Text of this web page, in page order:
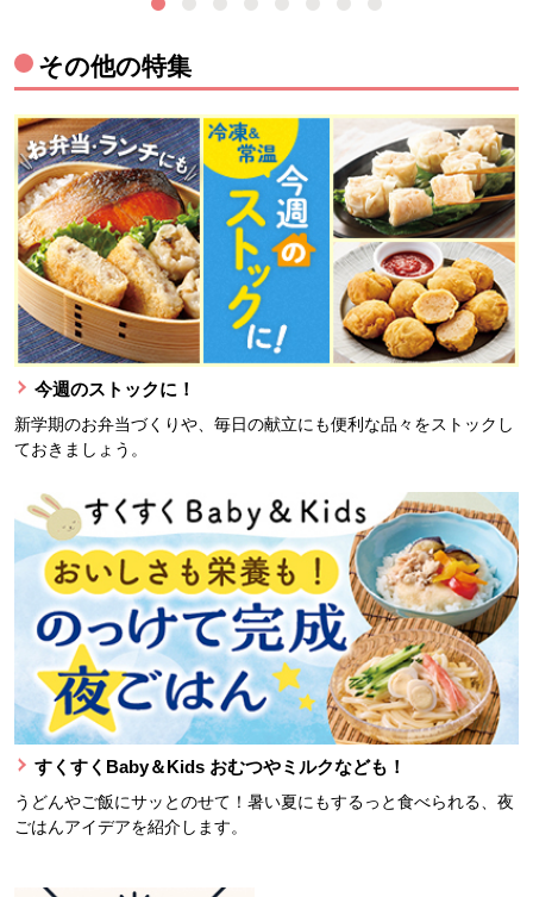
その他の特集
今週のストックに！
新学期のお弁当づくりや、毎日の献立にも便利な品々をストックし
ておきましょう。
すくすくBaby＆Kids おむつやミルクなども！
うどんやご飯にサッとのせて！暑い夏にもするっと食べられる、夜
ごはんアイデアを紹介します。